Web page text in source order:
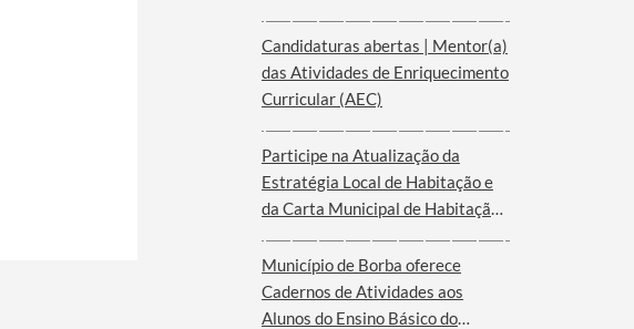
Candidaturas abertas | Mentor(a)
das Atividades de Enriquecimento
Curricular (AEC)
Participe na Atualização da
Estratégia Local de Habitação e
da Carta Municipal de Habitação
Município de Borba oferece
Cadernos de Atividades aos
Alunos do Ensino Básico do